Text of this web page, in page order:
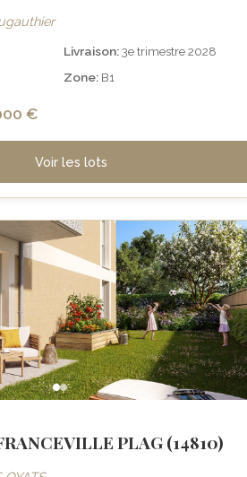
Livraison:3e trimestre 2028
Zone: B1
€
Voir les lots
PLAG (14810)